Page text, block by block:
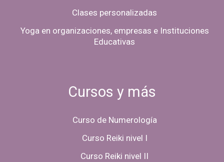
Clases personalizadas
Yoga en organizaciones, empresas e Instituciones
Educativas
Cursos y más
Curso de Numerología
Curso Reiki nivel I
Curso Reiki nivel II